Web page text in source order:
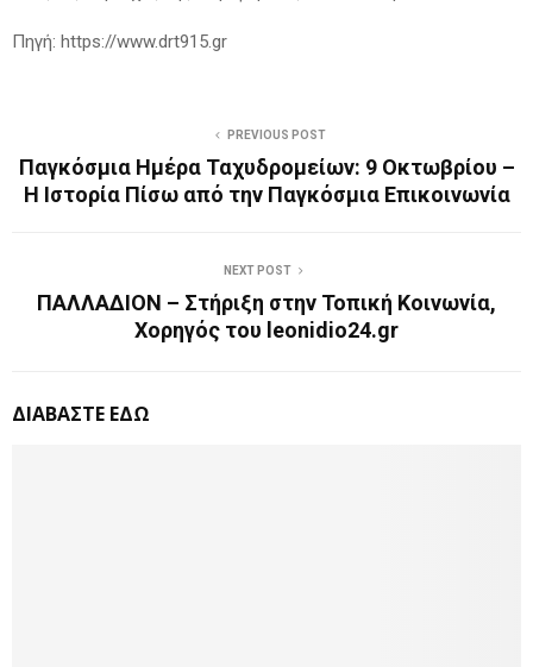
Πηγή: https://www.drt915.gr
PREVIOUS POST
Παγκόσμια Ημέρα Ταχυδρομείων: 9 Οκτωβρίου –
Η Ιστορία Πίσω από την Παγκόσμια Επικοινωνία
NEXT POST
ΠΑΛΛΑΔΙΟΝ – Στήριξη στην Τοπική Κοινωνία,
Χορηγός του leonidio24.gr
ΔΙΑΒΑΣΤΕ ΕΔΩ